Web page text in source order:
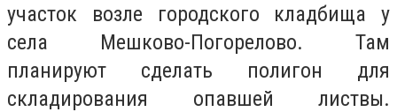
участок возле городского кладбища у
села Мешково-Погорелово. Там
планируют сделать полигон для
складирования опавшей листвы.